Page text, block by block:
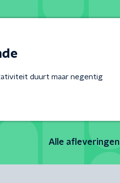
duurt maar negentig
Alle afleveringen